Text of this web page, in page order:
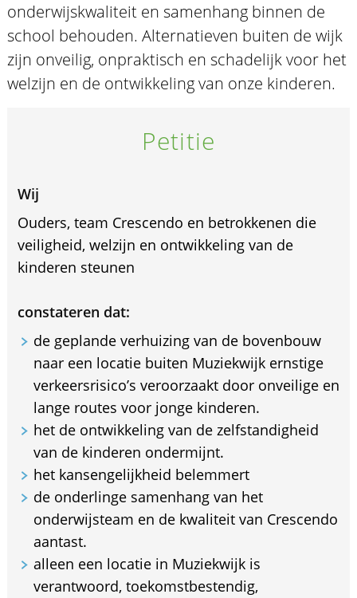
onderwijskwaliteit en samenhang binnen de
school behouden. Alternatieven buiten de wijk
zijn onveilig, onpraktisch en schadelijk voor het
welzijn en de ontwikkeling van onze kinderen.
Petitie
Wij
Ouders, team Crescendo en betrokkenen die
veiligheid, welzijn en ontwikkeling van de
kinderen steunen
constateren dat:
de geplande verhuizing van de bovenbouw
naar een locatie buiten Muziekwijk ernstige
verkeersrisico’s veroorzaakt door onveilige en
lange routes voor jonge kinderen.
het de ontwikkeling van de zelfstandigheid
van de kinderen ondermijnt.
het kansengelijkheid belemmert
de onderlinge samenhang van het
onderwijsteam en de kwaliteit van Crescendo
aantast.
alleen een locatie in Muziekwijk is
verantwoord, toekomstbestendig,